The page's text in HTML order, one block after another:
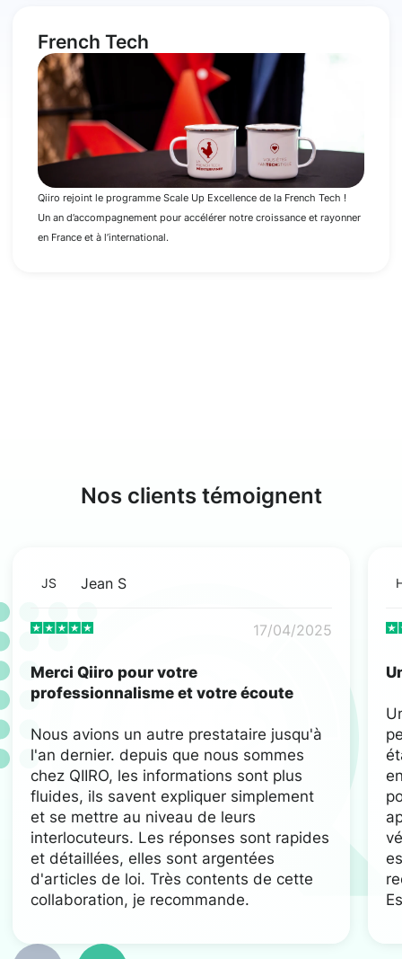
French Tech
Qiiro rejoint le programme Scale Up Excellence de la French Tech !
Un an d’accompagnement pour accélérer notre croissance et rayonner
en France et à l’international.
Nos clients témoignent
JS Jean S
17/04/2025
Merci Qiiro pour votre
professionnalisme et votre écoute
Nous avions un autre prestataire jusqu'à
l'an dernier. depuis que nous sommes
chez QIIRO, les informations sont plus
fluides, ils savent expliquer simplement
et se mettre au niveau de leurs
interlocuteurs. Les réponses sont rapides
et détaillées, elles sont argentées
d'articles de loi. Très contents de cette
collaboration, je recommande.